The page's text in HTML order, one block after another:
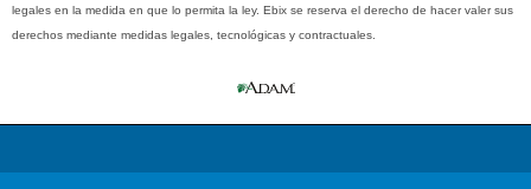
legales en la medida en que lo permita la ley. Ebix se reserva el derecho de hacer valer sus
derechos mediante medidas legales, tecnológicas y contractuales.